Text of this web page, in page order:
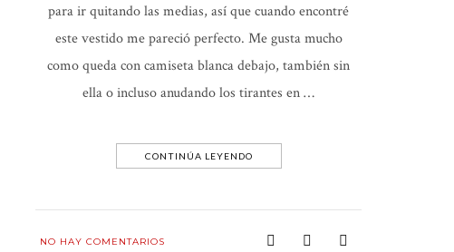
para ir quitando las medias, así que cuando encontré
este vestido me pareció perfecto. Me gusta mucho
como queda con camiseta blanca debajo, también sin
ella o incluso anudando los tirantes en …
CONTINÚA LEYENDO
NO HAY COMENTARIOS